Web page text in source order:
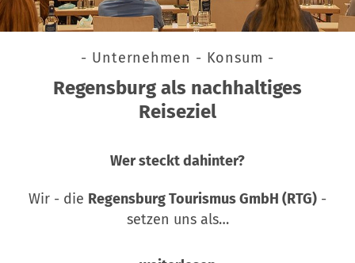
- Unternehmen - Konsum -
Regensburg als nachhaltiges
Reiseziel
Wer steckt dahinter?
Wir - die Regensburg Tourismus GmbH (RTG) -
setzen uns als…